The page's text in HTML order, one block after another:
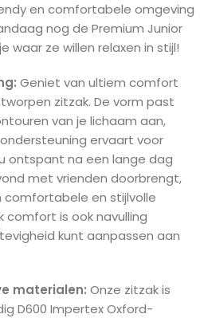
en comfortabele omgeving
nog de Premium Junior
waar ze willen relaxen in stijl!
Geniet van ultiem comfort
zitzak. De vorm past
van je lichaam aan,
ervaart voor
ontspant na een lange dag
met vrienden doorbrengt,
en stijlvolle
comfort is ook navulling
kunt aanpassen aan
materialen: Onze zitzak is
D600 Impertex Oxford-